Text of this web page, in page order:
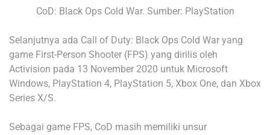
CoD: Black Ops Cold War. Sumber: PlayStation
Selanjutnya ada Call of Duty: Black Ops Cold War yang
game First-Person Shooter (FPS) yang dirilis oleh
Activision pada 13 November 2020 untuk Microsoft
Windows, PlayStation 4, PlayStation 5, Xbox One, dan Xbox
Series X/S.
Sebagai game FPS, CoD masih memiliki unsur